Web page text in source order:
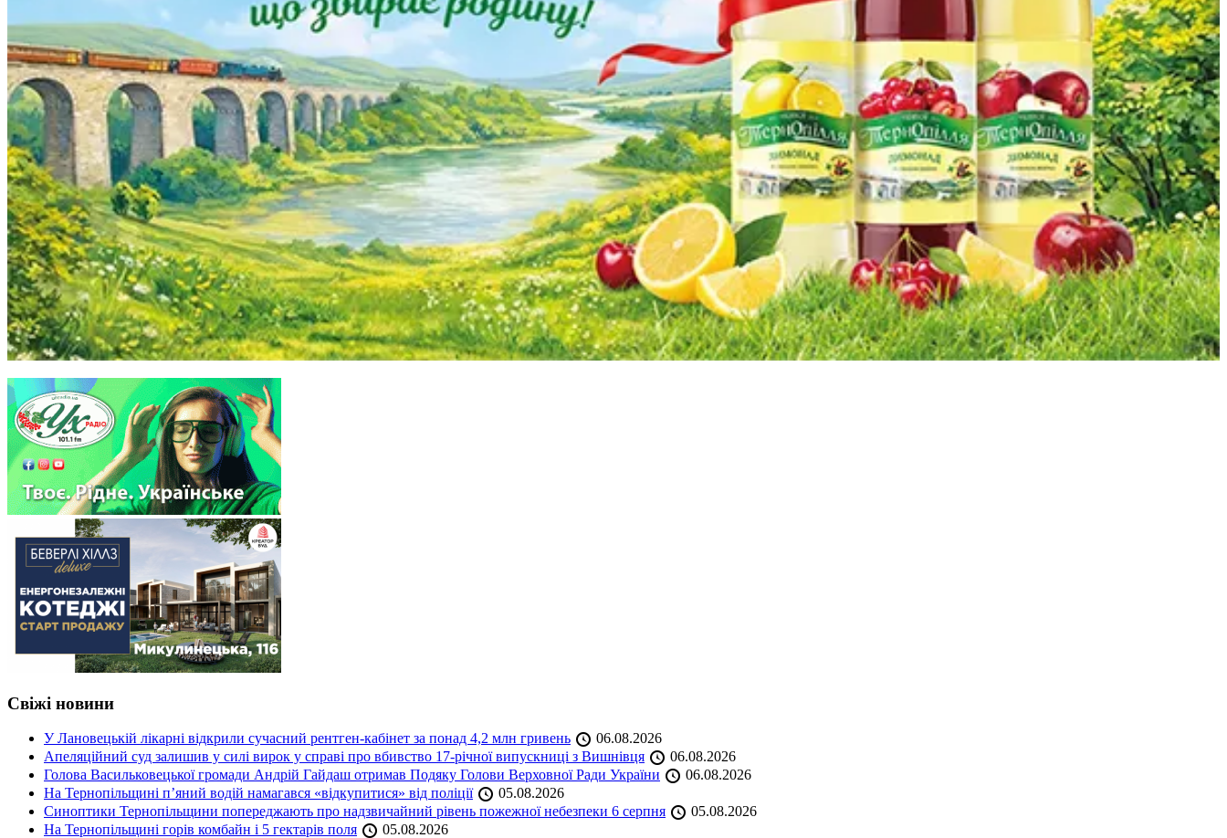
Свіжі новини
У Лановецькій лікарні відкрили сучасний рентген-кабінет за понад 4,2 млн гривень
06.08.2026
Апеляційний суд залишив у силі вирок у справі про вбивство 17-річної випускниці з Вишнівця
06.08.2026
Голова Васильковецької громади Андрій Гайдаш отримав Подяку Голови Верховної Ради України
06.08.2026
На Тернопільщині п’яний водій намагався «відкупитися» від поліції
05.08.2026
Синоптики Тернопільщини попереджають про надзвичайний рівень пожежної небезпеки 6 серпня
05.08.2026
На Тернопільщині горів комбайн і 5 гектарів поля
05.08.2026